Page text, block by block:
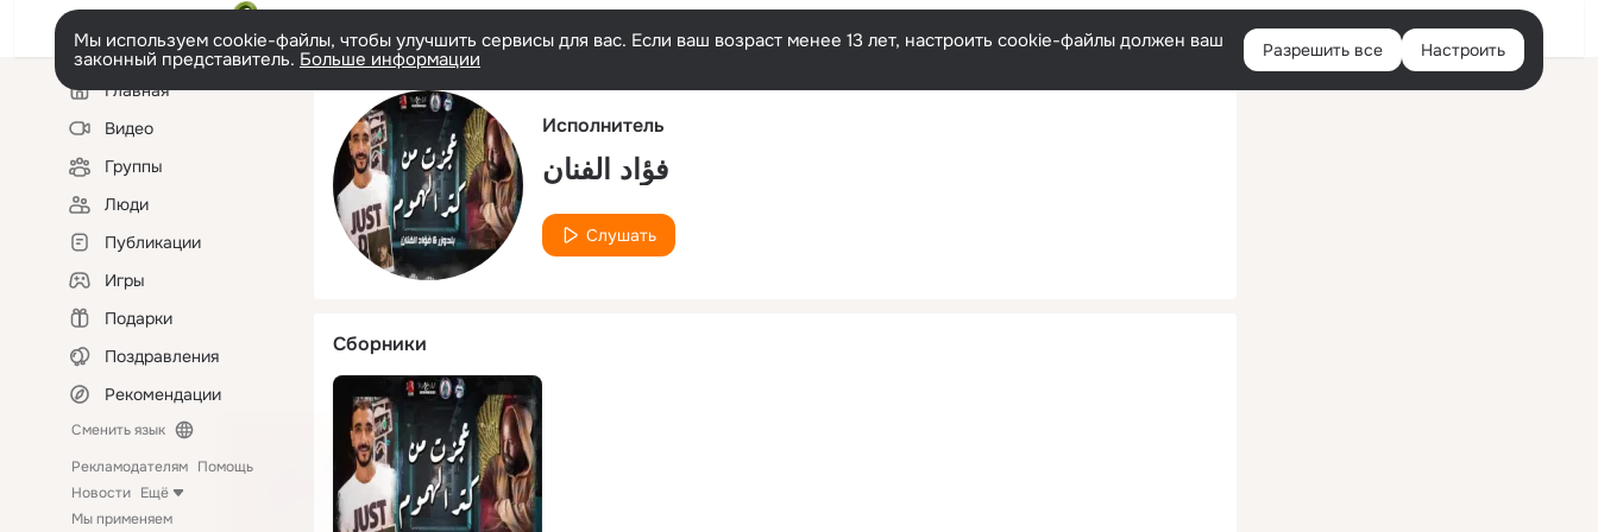
Русский Войти
Мы используем cookie-файлы, чтобы улучшить сервисы для вас. Если ваш возраст менее 13 лет, настроить cookie-файлы должен ваш
законный представитель. Больше информации Разрешить все Настроить
Левая
колонкаГлавная
Видео
Группы
Люди
Публикации
Игры
Подарки
Поздравления
Рекомендации
Сменить язык
Рекламодателям Помощь
Новости Ещё
Мы применяем
Исполнитель
فؤاد الفنان
Слушать
Сборники